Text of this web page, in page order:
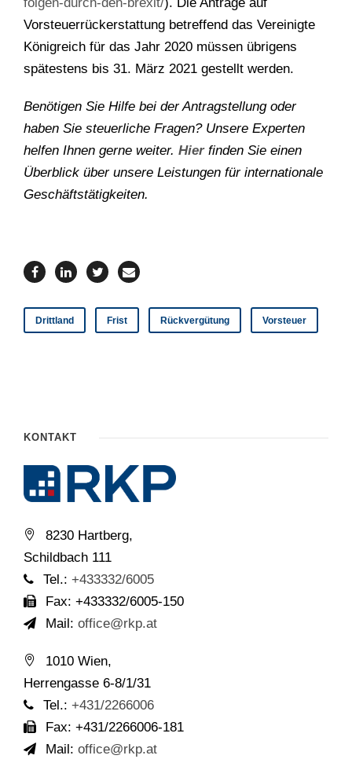
Vorsteuerrückerstattung betreffend das Vereinigte
Königreich für das Jahr 2020 müssen übrigens
spätestens bis 31. März 2021 gestellt werden.
Benötigen Sie Hilfe bei der Antragstellung oder
haben Sie steuerliche Fragen? Unsere Experten
helfen Ihnen gerne weiter. Hier finden Sie einen
Überblick über unsere Leistungen für internationale
Geschäftstätigkeiten.
Drittland Frist Rückvergütung Vorsteuer
KONTAKT
8230 Hartberg,
Schildbach 111
Tel.: +433332/6005
Fax: +433332/6005-150
Mail: office@rkp.at
1010 Wien,
Herrengasse 6-8/1/31
Tel.: +431/2266006
Fax: +431/2266006-181
Mail: office@rkp.at